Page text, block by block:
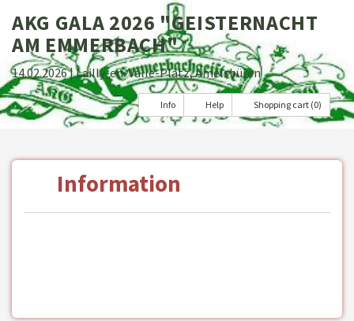
AKG GALA 2026 "GEISTERNACHT
AM EMMERBACH"
14.02.2026| Lailly-en-Valle-Platz, Amelsbüren
Info Help Shopping cart (0)
Information